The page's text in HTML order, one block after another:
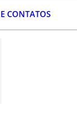
CONTATOS